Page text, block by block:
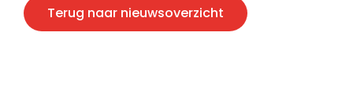
Terug naar nieuwsoverzicht